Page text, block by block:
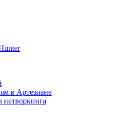
в Артезиане
нетворкинга